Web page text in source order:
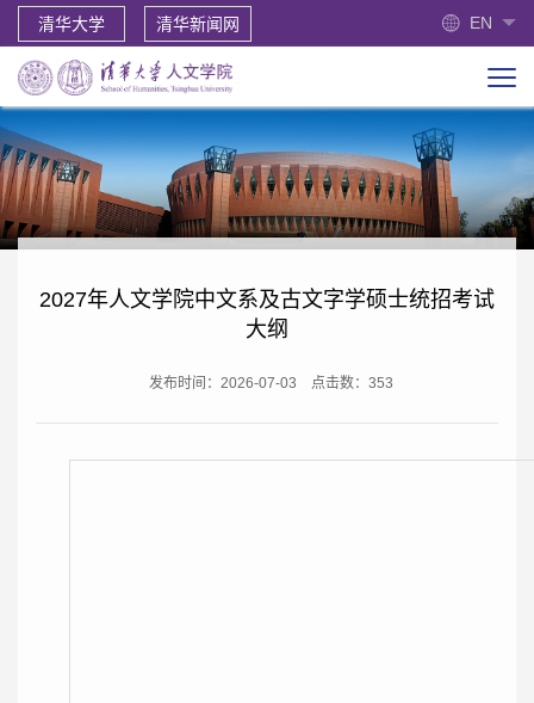
EN
清华大学 清华新闻网
2027年人文学院中文系及古文字学硕士统招考试
大纲
发布时间：2026-07-03 点击数： 353